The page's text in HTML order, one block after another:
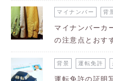
マイナンバー 背
マイナンバーカ
の注意点とおす
背景 運転免許
運転免許の証明